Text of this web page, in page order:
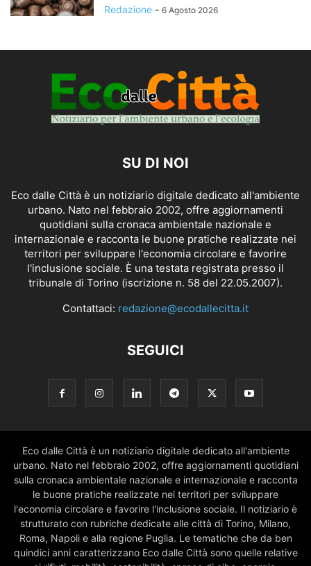
Redazione - 6 Agosto 2026
SU DI NOI
Eco dalle Città è un notiziario digitale dedicato all'ambiente
urbano. Nato nel febbraio 2002, offre aggiornamenti
quotidiani sulla cronaca ambientale nazionale e
internazionale e racconta le buone pratiche realizzate nei
territori per sviluppare l'economia circolare e favorire
l'inclusione sociale. È una testata registrata presso il
tribunale di Torino (iscrizione n. 58 del 22.05.2007).
Contattaci: redazione@ecodallecitta.it
SEGUICI
Eco dalle Città è un notiziario digitale dedicato all'ambiente
urbano. Nato nel febbraio 2002, offre aggiornamenti quotidiani
sulla cronaca ambientale nazionale e internazionale e racconta
le buone pratiche realizzate nei territori per sviluppare
l'economia circolare e favorire l'inclusione sociale. Il notiziario è
strutturato con rubriche dedicate alle città di Torino, Milano,
Roma, Napoli e alla regione Puglia. Le tematiche che da ben
quindici anni caratterizzano Eco dalle Città sono quelle relative